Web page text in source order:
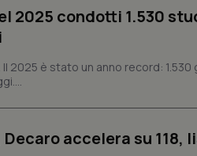
2025 condotti 1.530
2025 è stato un anno record: 1.530
accelera su 118,
Scadenza
Descrizione
del visitatore riguardo a varie
sui cookie dei visitatori. È
dei cookie di Cookie-Script.com